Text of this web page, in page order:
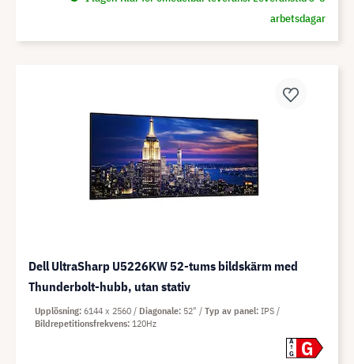
arbetsdagar
Dell UltraSharp U5226KW 52-tums bildskärm med
Thunderbolt-hubb, utan stativ
A
G
G
Upplösning 6144 x 2560 Diagonale 52" Typ av panel IPS
Bildrepetitionsfrekvens 120Hz